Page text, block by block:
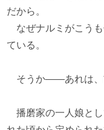
だから。
なぜナルミがこうも
ている。
そうか――あれは、
播磨家の一人娘とし